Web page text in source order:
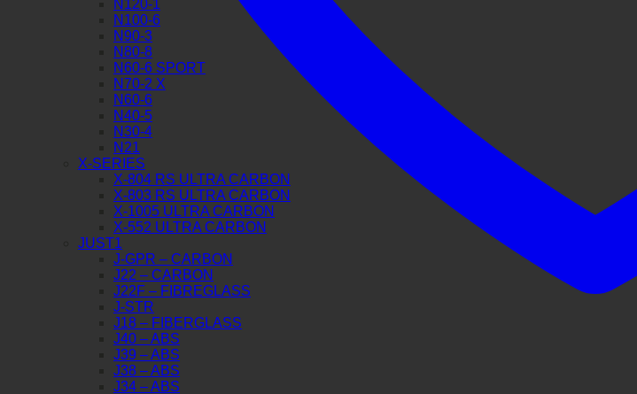
N120-1
N100-6
N90-3
N80-8
N60-6 SPORT
N70-2 X
N60-6
N40-5
N30-4
N21
X-SERIES
X-804 RS ULTRA CARBON
X-803 RS ULTRA CARBON
X-1005 ULTRA CARBON
X-552 ULTRA CARBON
JUST1
J-GPR – CARBON
J22 – CARBON
J22F – FIBREGLASS
J-STR
J18 – FIBERGLASS
J40 – ABS
J39 – ABS
J38 – ABS
J34 – ABS